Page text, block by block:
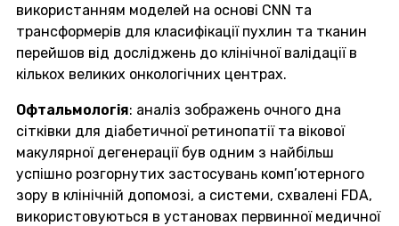
використанням моделей на основі CNN та
трансформерів для класифікації пухлин та тканин
перейшов від досліджень до клінічної валідації в
кількох великих онкологічних центрах.
Офтальмологія: аналіз зображень очного дна
сітківки для діабетичної ретинопатії та вікової
макулярної дегенерації був одним з найбільш
успішно розгорнутих застосувань комп’ютерного
зору в клінічній допомозі, а системи, схвалені FDA,
використовуються в установах первинної медичної